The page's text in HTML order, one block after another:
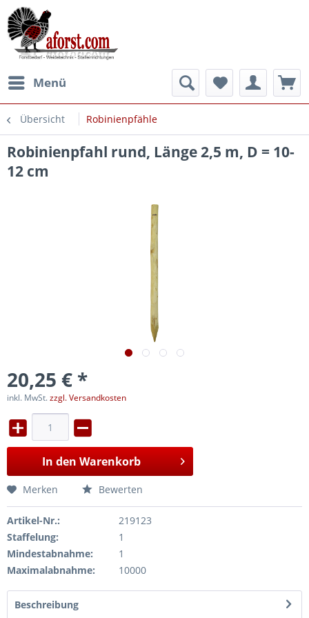
Menü
Übersicht Robinienpfähle
Robinienpfahl rund, Länge 2,5 m, D = 10-
12 cm
20,25 € *
inkl. MwSt.zzgl. Versandkosten
In den Warenkorb
Merken Bewerten
Artikel-Nr.:
219123
Staffelung:
1
Mindestabnahme:
1
Maximalabnahme:
10000
Beschreibung